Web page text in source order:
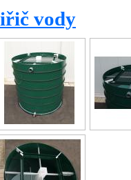
vody